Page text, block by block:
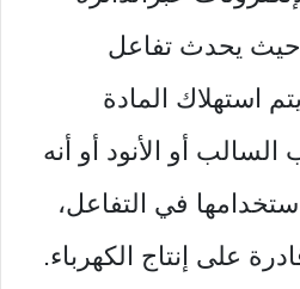
حيث يحدث تفاعل
استهلاك المادة
أو الأنود أو أنه
في التفاعل،
على إنتاج الكهرباء.